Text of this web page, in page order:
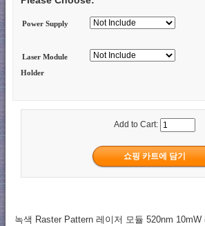
Power Supply
Laser Module
Holder
Add to Cart:
녹색 Raster Pattern 레이저 모듈 520nm